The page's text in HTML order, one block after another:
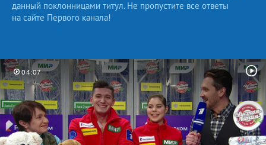
данный поклонницами титул. Не пропустите все ответы
на сайте Первого канала!
04:07